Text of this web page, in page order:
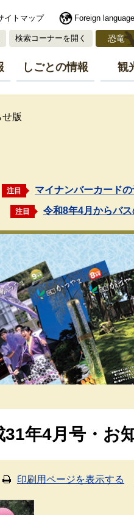
イトマップ Foreign
検索コーナーを開く 恐竜
しごとの情報 観
版
注目 マイナンバーカード
注目 令和8年4月からバ
年4月号・お
印刷用ページを表示する